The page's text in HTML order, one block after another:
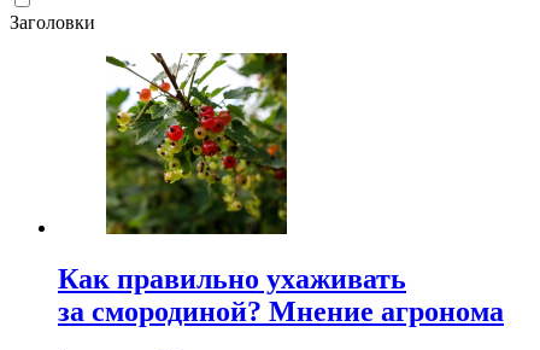
Заголовки
Как правильно ухаживать
за смородиной? Мнение агронома